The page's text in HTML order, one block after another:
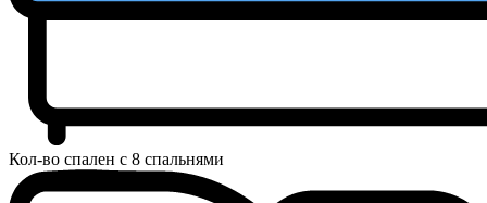
Кол-во спален с 8 спальнями